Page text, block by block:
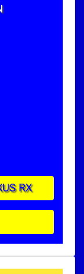
RX